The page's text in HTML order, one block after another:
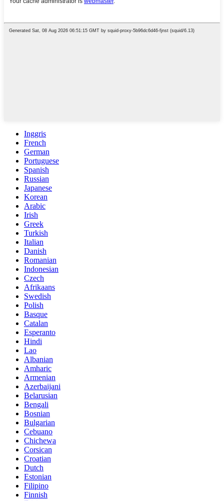
Inggris
French
German
Portuguese
Spanish
Russian
Japanese
Korean
Arabic
Irish
Greek
Turkish
Italian
Danish
Romanian
Indonesian
Czech
Afrikaans
Swedish
Polish
Basque
Catalan
Esperanto
Hindi
Lao
Albanian
Amharic
Armenian
Azerbaijani
Belarusian
Bengali
Bosnian
Bulgarian
Cebuano
Chichewa
Corsican
Croatian
Dutch
Estonian
Filipino
Finnish